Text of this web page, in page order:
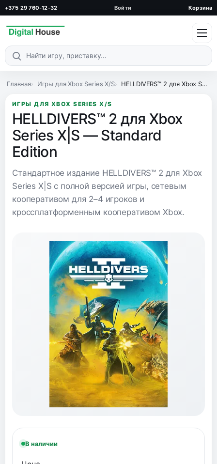
+375 29 760-12-32 Войти Корзина
Поиск по каталогу
Главная Игры для Xbox Series X/S HELLDIVERS™ 2 для Xbox Series X|S — Standard Edition
ИГРЫ ДЛЯ XBOX SERIES X/S
HELLDIVERS™ 2 для Xbox
Series X|S — Standard
Edition
Стандартное издание HELLDIVERS™ 2 для Xbox
Series X|S с полной версией игры, сетевым
кооперативом для 2–4 игроков и
кроссплатформенным кооперативом Xbox.
В наличии